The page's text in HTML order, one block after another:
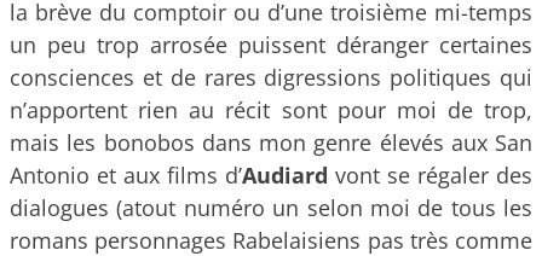
la brève du comptoir ou d’une troisième mi-temps
un peu trop arrosée puissent déranger certaines
consciences et de rares digressions politiques qui
n’apportent rien au récit sont pour moi de trop,
mais les bonobos dans mon genre élevés aux San
Antonio et aux films d’Audiard vont se régaler des
dialogues (atout numéro un selon moi de tous les
romans personnages Rabelaisiens pas très comme